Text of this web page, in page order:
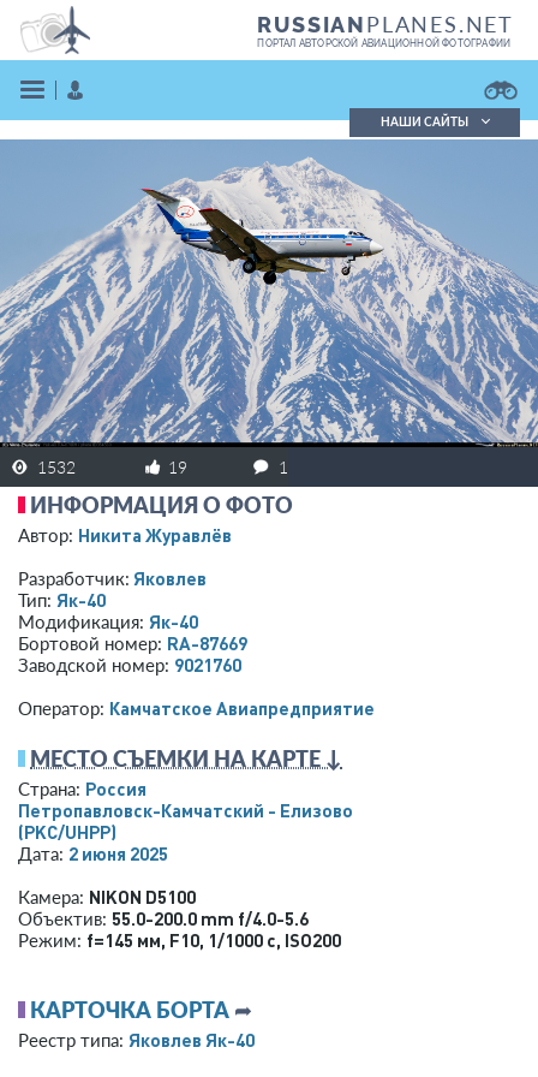
RUSSIANPLANES.NET
ПОРТАЛ АВТОРСКОЙ АВИАЦИОННОЙ ФОТОГРАФИИ
ВОЙТИ
ЗАРЕГИСТРИРОВАТЬСЯ
Поиск фотографий
Поиск в реестре
Кратко
Подробно
НАШИ САЙТЫ
1532 19 1
ИНФОРМАЦИЯ О ФОТО
Автор: Никита Журавлёв
Разработчик: Яковлев
Тип: Як-40
Модификация: Як-40
Бортовой номер: RA-87669
Заводской номер: 9021760
Оператор: Камчатское Авиапредприятие
МЕСТО СЪЕМКИ НА КАРТЕ ↓
Страна: Россия
Петропавловск-Камчатский - Елизово
(PKC/UHPP)
Дата: 2 июня 2025
Камера: NIKON D5100
Объектив: 55.0-200.0 mm f/4.0-5.6
Режим: f=145 мм, F10, 1/1000 с, ISO200
КАРТОЧКА БОРТА ➦
Реестр типа: Яковлев Як-40